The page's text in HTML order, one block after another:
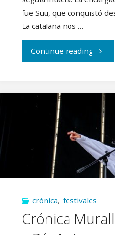
fue Suu, que conquistó
La catalana nos …
Continue reading
indie
2025
–
Día
cierre
de
crónica, festivales
Crónica